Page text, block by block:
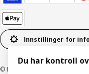
Innstillinger for
© Inter IKEA Systems B.V.
Du har kontroll